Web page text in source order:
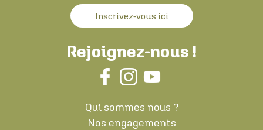
Inscrivez-vous ici
Rejoignez-nous !
Qui sommes nous ?
Nos engagements